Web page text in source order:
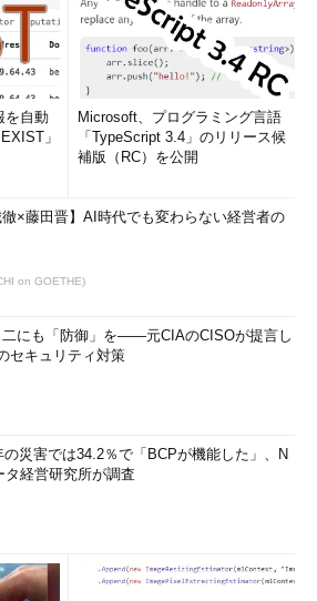
を自動
」
Microsoft、プログラミング言語
「TypeScript 3.4」のリリース候
補版（RC）を公開
徹×藤田晋】AI時代でも変わらない経営者の
on GOETHE)
二にも「防御」を――元CIAのCISOが提言し
セキュリティ対策
の災害では34.2％で「BCPが機能した」、N
タ経営研究所が調査